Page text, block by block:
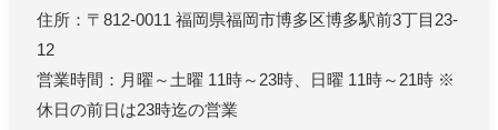
住所：〒812-0011 福岡県福岡市博多区博多駅前3丁目23-
12
営業時間：月曜～土曜 11時～23時、日曜 11時～21時 ※
休日の前日は23時迄の営業